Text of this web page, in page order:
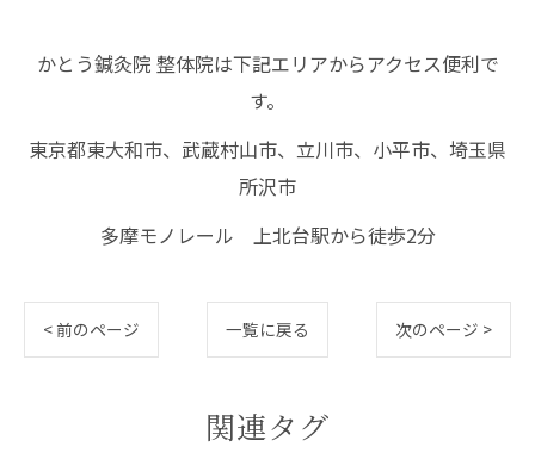
かとう鍼灸院 整体院は下記エリアからアクセス便利で
す。
東京都東大和市、武蔵村山市、立川市、小平市、埼玉県
所沢市
多摩モノレール 上北台駅から徒歩2分
< 前のページ 一覧に戻る 次のページ >
関連タグ